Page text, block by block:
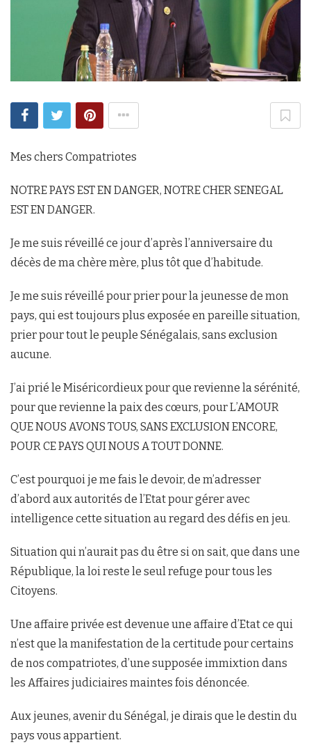
Mes chers Compatriotes
NOTRE PAYS EST EN DANGER, NOTRE CHER SENEGAL
EST EN DANGER.
Je me suis réveillé ce jour d’après l’anniversaire du
décès de ma chère mère, plus tôt que d’habitude.
Je me suis réveillé pour prier pour la jeunesse de mon
pays, qui est toujours plus exposée en pareille situation,
prier pour tout le peuple Sénégalais, sans exclusion
aucune.
J’ai prié le Miséricordieux pour que revienne la sérénité,
pour que revienne la paix des cœurs, pour L’AMOUR
QUE NOUS AVONS TOUS, SANS EXCLUSION ENCORE,
POUR CE PAYS QUI NOUS A TOUT DONNE.
C’est pourquoi je me fais le devoir, de m’adresser
d’abord aux autorités de l’Etat pour gérer avec
intelligence cette situation au regard des défis en jeu.
Situation qui n’aurait pas du être si on sait, que dans une
République, la loi reste le seul refuge pour tous les
Citoyens.
Une affaire privée est devenue une affaire d’Etat ce qui
n’est que la manifestation de la certitude pour certains
de nos compatriotes, d’une supposée immixtion dans
les Affaires judiciaires maintes fois dénoncée.
Aux jeunes, avenir du Sénégal, je dirais que le destin du
pays vous appartient.